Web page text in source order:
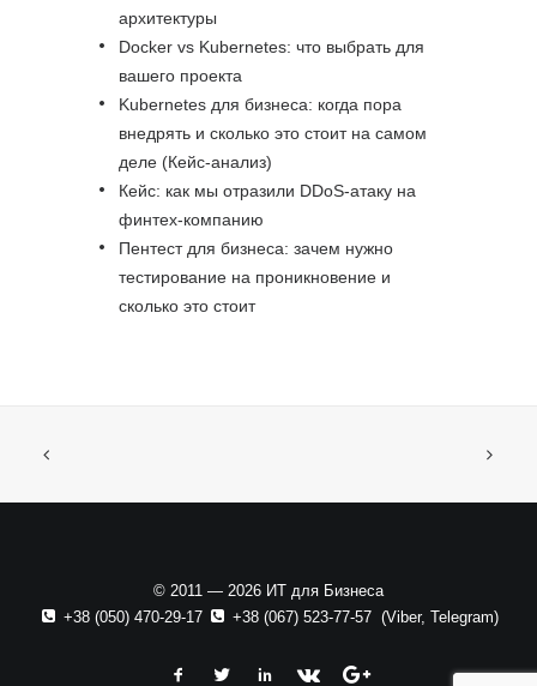
архитектуры
Docker vs Kubernetes: что выбрать для
вашего проекта
Kubernetes для бизнеса: когда пора
внедрять и сколько это стоит на самом
деле (Кейс-анализ)
Кейс: как мы отразили DDoS-атаку на
финтех-компанию
Пентест для бизнеса: зачем нужно
тестирование на проникновение и
сколько это стоит
© 2011 — 2026 ИТ для Бизнеса
+38 (050) 470-29-17
+38 (067) 523-77-57(Viber, Telegram)